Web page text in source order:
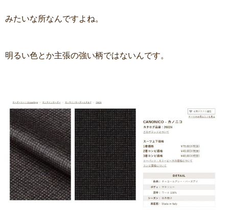
みたいな所なんですよね。
明るい色とか主張の強い柄ではないんです。